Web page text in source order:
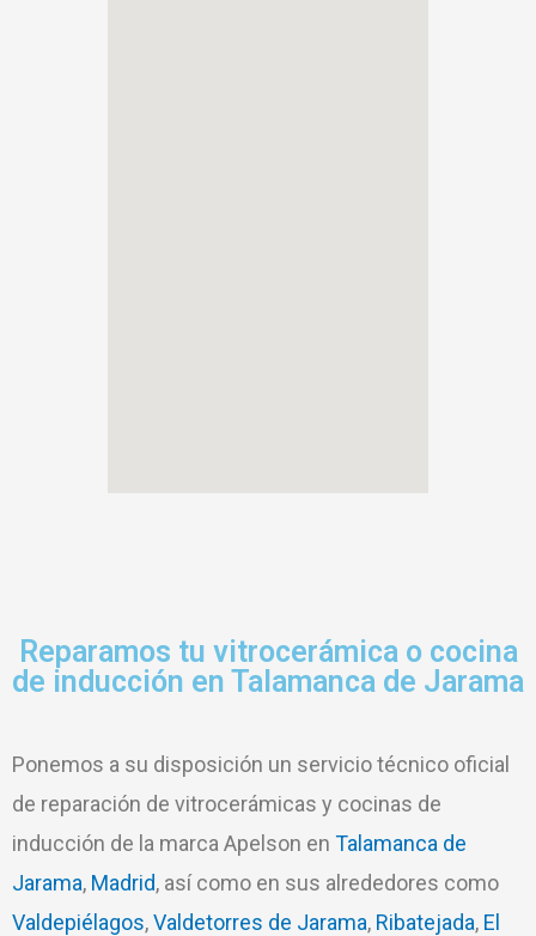
Reparamos tu vitrocerámica o cocina
de inducción en Talamanca de Jarama
Ponemos a su disposición un servicio técnico oficial
de reparación de vitrocerámicas y cocinas de
inducción de la marca Apelson en Talamanca de
Jarama, Madrid, así como en sus alrededores como
Valdepiélagos,Valdetorres de Jarama, Ribatejada, El